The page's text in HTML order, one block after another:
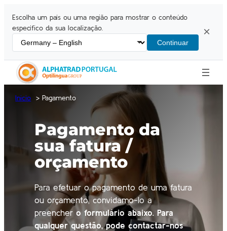
Escolha um país ou uma região para mostrar o conteúdo
específico da sua localização.
Continuar
×
Inicio Pagamento
Pagamento da
sua fatura /
orçamento
Para efetuar o pagamento de uma fatura
ou orçamento, convidamo-lo a
preenchero formulário abaixo. Para
qualquer questão, pode contactar-nos